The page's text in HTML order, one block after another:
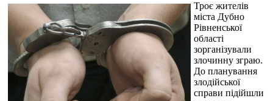
Троє жителів
міста Дубно
Рівненської
області
зорганізували
злочинну зграю.
До планування
злодійської
справи підійшли